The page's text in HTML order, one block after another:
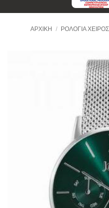
ΑΡΧΙΚΉ / ΡΟΛΌΓΙΑ